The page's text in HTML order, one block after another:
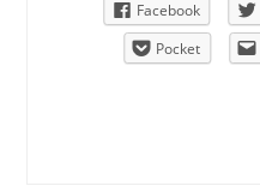
Facebook
Pocket